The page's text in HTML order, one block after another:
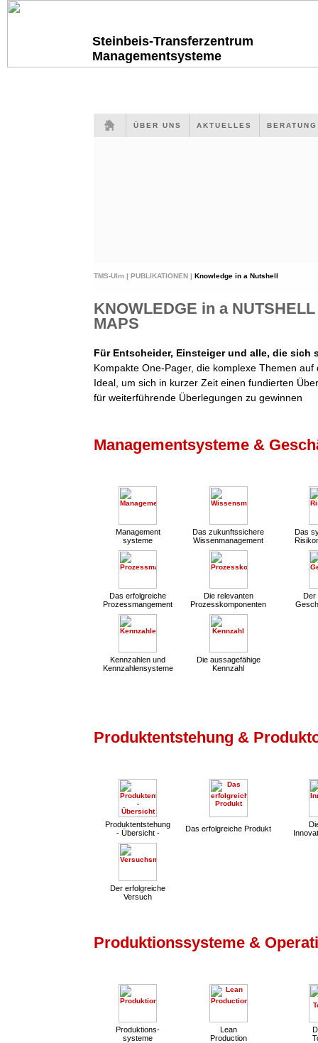
Steinbeis-Transferzentrum
Managementsysteme
ÜBER UNS AKTUELLES
TMS-Ulm | PUBLIKATIONEN | Knowledge in a Nutshell
KNOWLEDGE in a
MAPS
Für Entscheider, Einsteiger und alle, die sich
Kompakte One-Pager, die komplexe Themen
Ideal, um sich in kurzer Zeit einen fundierten
für weiterführende Überlegungen zu gewinnen
Managementsysteme &
Management
systeme
Das zukunftssichere
Wissenmanagement
Das
Das erfolgreiche
Prozessmangement
Die relevanten
Prozesskomponenten
Der
Kennzahlen und
Kennzahlensysteme
Die aussagefähige
Kennzahl
Produktentstehung &
Produktentstehung
- Übersicht -
Das erfolgreiche Produkt
Der erfolgreiche
Versuch
Produktionssysteme &
Produktions-
systeme
Lean
Production